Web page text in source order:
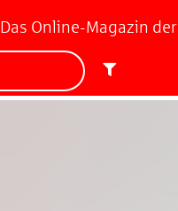
Das Online-Magazin